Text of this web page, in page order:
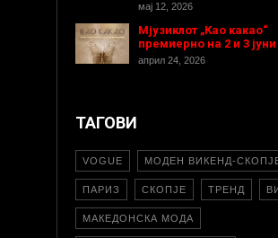
мај 12, 2026
Мјузиклот „Као какао“
премиерно на 2 и 3
април 24, 2026
ТАГОВИ
VOGUE МОДЕН ВИКЕНД-
ПАРИЗ СКОПЈЕ ТРЕНД
МАКЕДОНСКА МОДА